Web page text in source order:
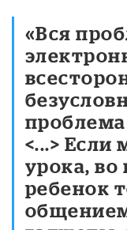
«Вся
<...> Если
урока,
ребенок